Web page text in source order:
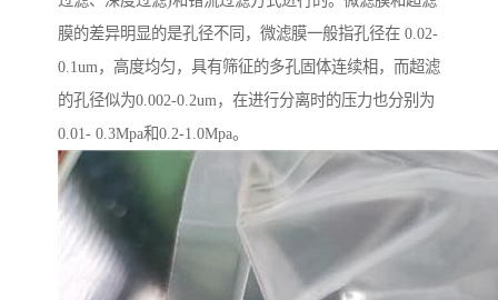
膜的差异明显的是孔径不同，微滤膜一般指孔径在 0.02-
0.1um，高度均匀，具有筛征的多孔固体连续相，而超滤
的孔径似为0.002-0.2um，在进行分离时的压力也分别为
0.01- 0.3Mpa和0.2-1.0Mpa。